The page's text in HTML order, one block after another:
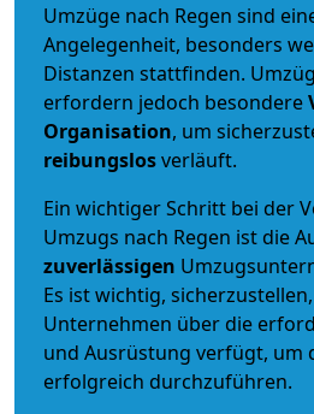
Umzüge nach Regen sind
Angelegenheit, besonders
Distanzen stattfinden.
erfordern jedoch besondere
Organisation, um
reibungslosverläuft.
Ein wichtiger Schritt bei der
Umzugs nach Regen ist die
zuverlässigen
Es ist wichtig,
Unternehmen über die
und Ausrüstung verfügt, um
erfolgreich durchzuführen.